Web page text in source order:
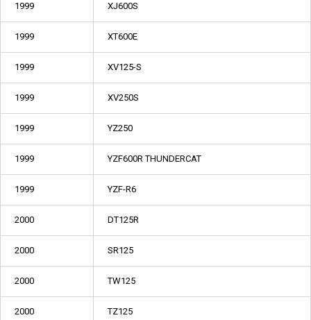
1999 XJ600S
1999 XT600E
1999 XV125-S
1999 XV250S
1999 YZ250
1999 YZF600R THUNDERCAT
1999 YZF-R6
2000 DT125R
2000 SR125
2000 TW125
2000 TZ125